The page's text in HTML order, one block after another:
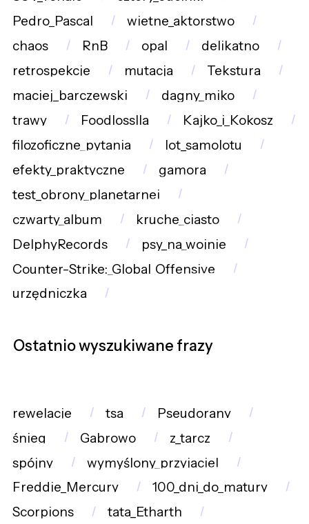
Pedro_Pascal
wietne_aktorstwo
chaos
RnB opal
delikatno
retrospekcje
mutacja
Tekstura
maciej_barczewski
dagny_miko
trawy
Foodlosslla
Kajko_i_Kokosz
filozoficzne_pytania
lot_samolotu
efekty_praktyczne
gamora
test_obrony_planetarnej
czwarty_album
kruche_ciasto
DelphyRecords
psy_na_wojnie
Counter-Strike:_Global_Offensive
urzędniczka
Ostatnio wyszukiwane frazy
rewelacje tsa
Pseudorany
śnieg
Gabrowo
z_tarcz
spójny
wymyślony_przyjaciel
Freddie_Mercury
100_dni_do_matury
Scorpions
tata_Etharth